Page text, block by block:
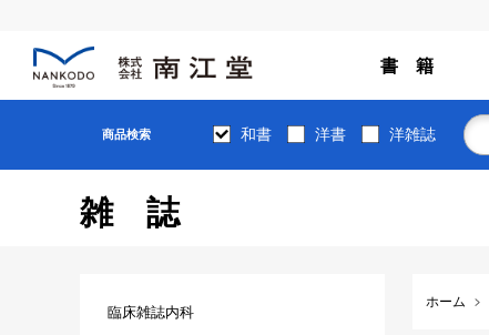
書 籍
商品検索 和書 洋書 洋雑誌
雑誌
ホーム
臨床雑誌内科